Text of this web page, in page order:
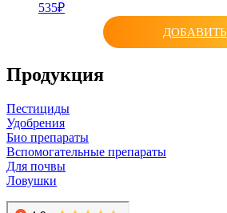
535₽
ДОБАВИТЬ
Продукция
Пестициды
Удобрения
Био препараты
Вспомогательные препараты
Для почвы
Ловушки